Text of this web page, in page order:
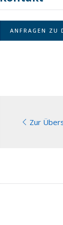
ANFRAGEN ZU
Zur